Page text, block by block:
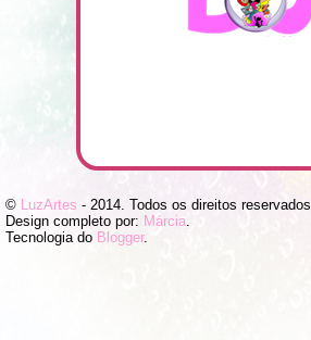
© LuzArtes - 2014. Todos os direitos reservados.
Design completo por: Márcia
Tecnologia do Blogger.